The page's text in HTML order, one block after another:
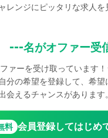
ンジにピッタリな求人を
---名がオファー受
ァーを受け取っています
分の希望を登録して、希
えるチャンスがあります。
料 会員登録してはじめ